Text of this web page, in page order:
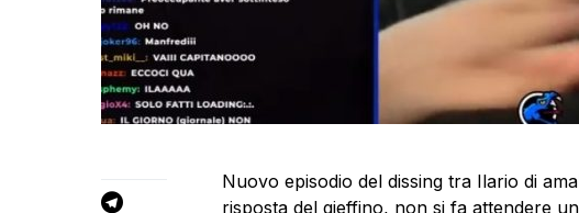
Nuovo episodio del dissing tra Ilario di
risposta del gieffino, non si fa attendere